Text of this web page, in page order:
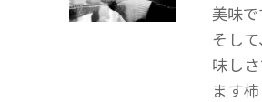
美味
そし
味し
ます